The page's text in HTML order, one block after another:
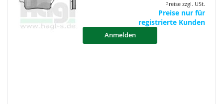
Preise zzgl. USt.
Preise nur für
registrierte Kunden
Anmelden